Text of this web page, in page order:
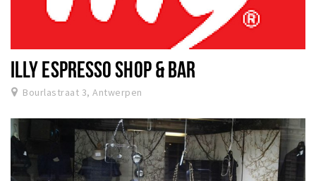
ILLY ESPRESSO SHOP & BAR
Bourlastraat 3, Antwerpen